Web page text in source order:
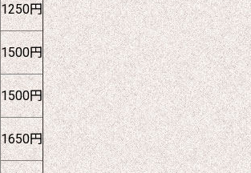
1250円
1500円
1500円
1650円